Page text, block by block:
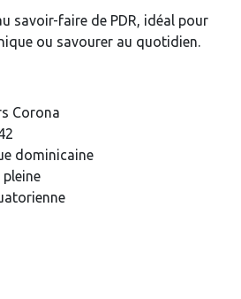
savoir-faire de PDR, idéal pour
ou savourer au quotidien.
Corona
dominicaine
pleine